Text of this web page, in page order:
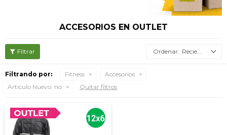
ACCESORIOS EN OUTLET
Recientes
Filtrando por: Fitness
Accesorios
Articulo Nuevo: no Quitar filtros